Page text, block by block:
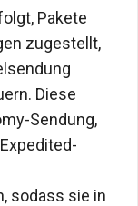
Pakete
zugestellt,
Diese
Sendung,
sodass sie in